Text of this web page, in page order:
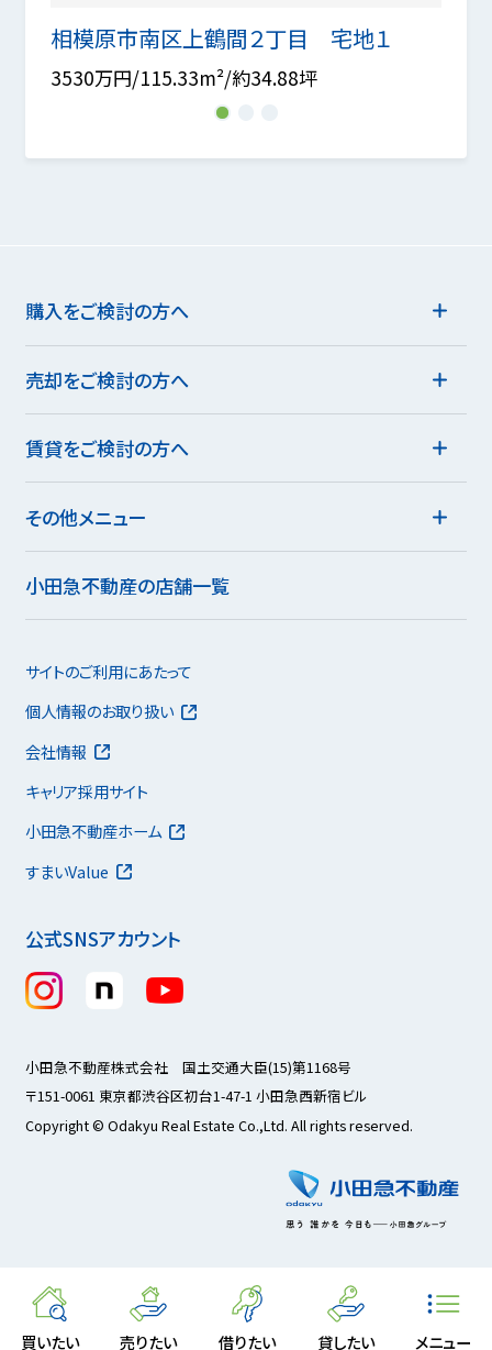
買いたい 売りたい 借りたい 貸したい メニュー
相模原市南区上鶴間２丁目 宅地１
3530万円/115.33m²/約34.88坪
1
購入をご検討の方へ
売却をご検討の方へ
賃貸をご検討の方へ
その他メニュー
小田急不動産の店舗一覧
公式SNSアカウント
サイトのご利用にあたって
個人情報のお取り扱い
会社情報
キャリア採用サイト
小田急不動産ホーム
すまいValue
小田急不動産株式会社 国土交通大臣(15)第1168号
〒151-0061 東京都渋谷区初台1-47-1 小田急西新宿ビル
Copyright © Odakyu Real Estate Co.,Ltd. All rights reserved.